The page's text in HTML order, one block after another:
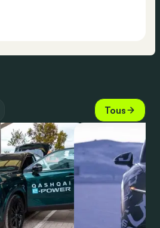
Tous